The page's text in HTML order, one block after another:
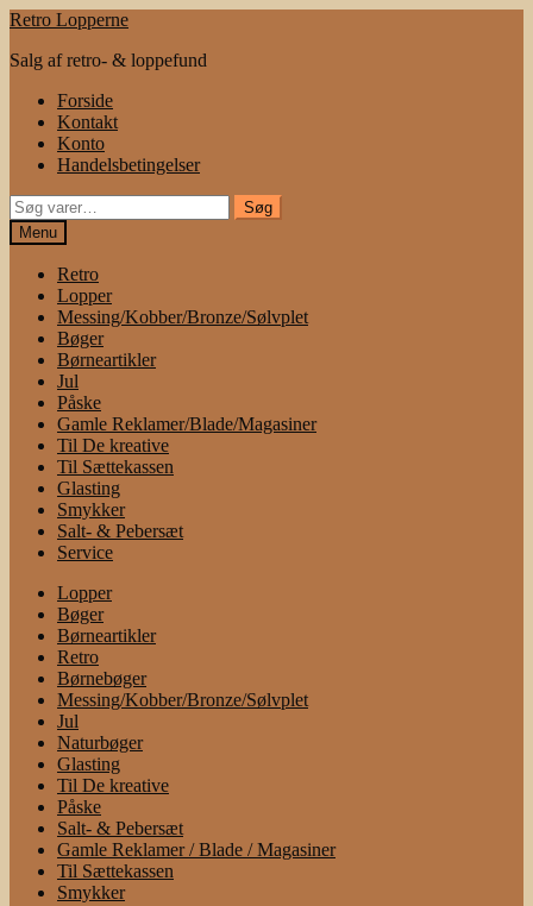
Spring
navigation
Spring
indhold
Retro Lopperne
Salg af retro- & loppefund
Forside
Kontakt
Konto
Handelsbetingelser
Søg
efter:
Søg
Menu
Retro
Lopper
Messing/Kobber/Bronze/Sølvplet
Bøger
Børneartikler
Jul
Påske
Gamle Reklamer/Blade/Magasiner
Til De kreative
Til Sættekassen
Glasting
Smykker
Salt- & Pebersæt
Service
Lopper
Bøger
Børneartikler
Retro
Børnebøger
Messing/Kobber/Bronze/Sølvplet
Jul
Naturbøger
Glasting
Til De kreative
Påske
Salt- & Pebersæt
Gamle Reklamer / Blade / Magasiner
Til Sættekassen
Smykker